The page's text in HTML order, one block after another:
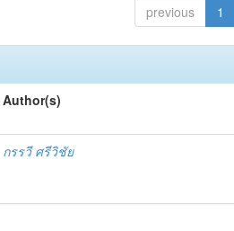
previous 1
Author(s)
กรรวี ศรีวิชัย